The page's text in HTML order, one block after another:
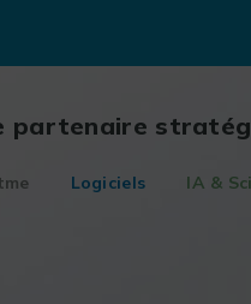
partenaire
Logiciels IA &